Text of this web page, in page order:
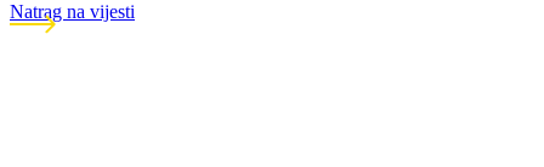
Natrag na vijesti